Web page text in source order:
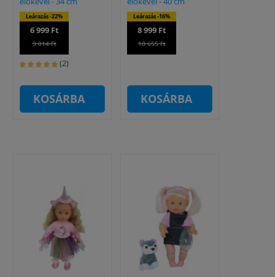
Leárazás -22%
6 999 Ft
9 014 Ft
(2)
KOSÁRBA
Leárazás -16%
8 999 Ft
10 655 Ft
KOSÁRBA